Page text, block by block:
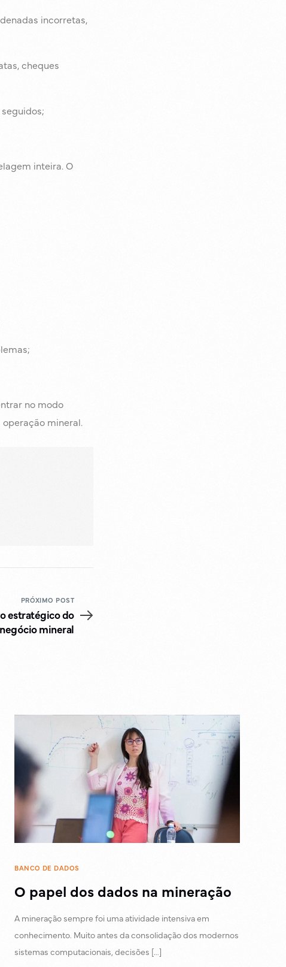
incorretas,
cheques
inteira. O
no modo
mineral.
PRÓXIMO POST
estratégico do
negócio mineral
BANCO DE DADOS
O papel dos dados na mineração
A mineração sempre foi uma atividade intensiva em
conhecimento. Muito antes da consolidação dos modernos
sistemas computacionais, decisões […]